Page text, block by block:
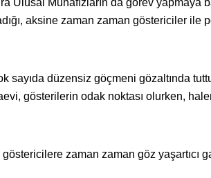
Ulusal Muhafızların da görev yapmaya
aksine zaman zaman göstericiler ile
sayıda düzensiz göçmeni gözaltında
gösterilerin odak noktası olurken,
zaman zaman göz yaşartıcı